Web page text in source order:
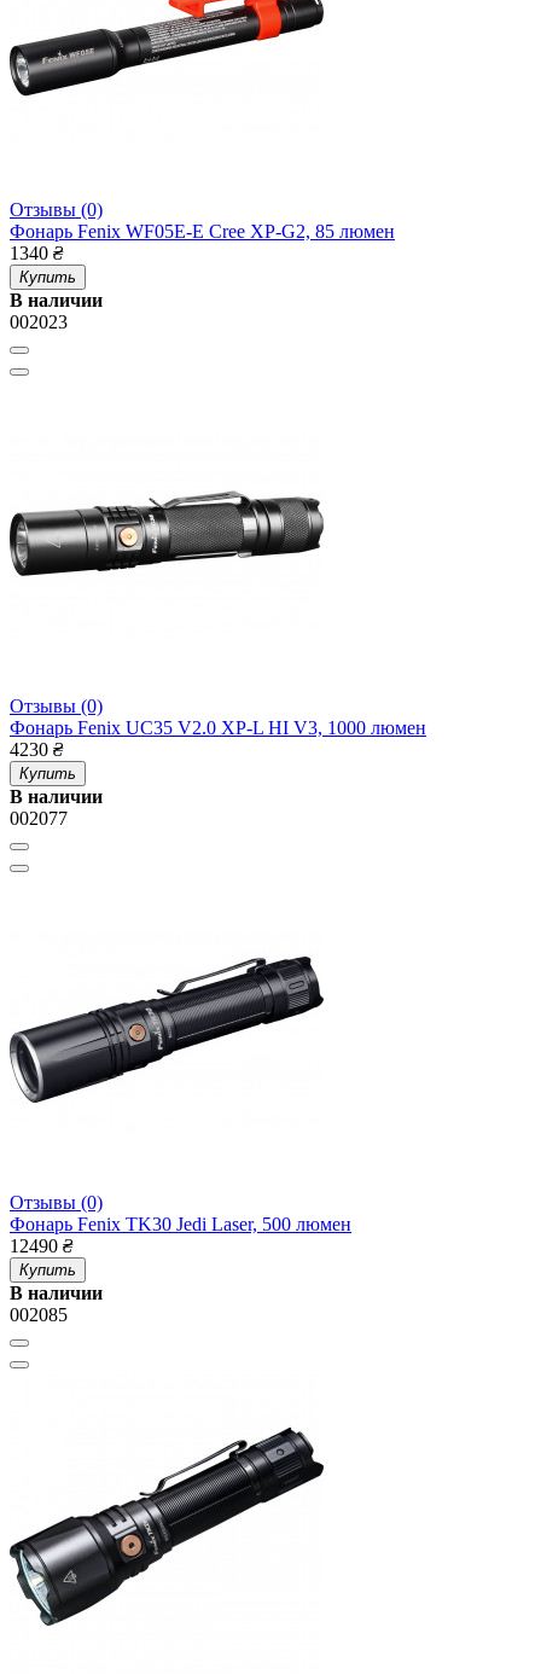
Отзывы (0)
Фонарь Fenix WF05E-E Cree XP-G2, 85 люмен
1340 ₴
Купить
В наличии
002023
Отзывы (0)
Фонарь Fenix UC35 V2.0 XP-L HI V3, 1000 люмен
4230 ₴
Купить
В наличии
002077
Отзывы (0)
Фонарь Fenix TK30 Jedi Laser, 500 люмен
12490 ₴
Купить
В наличии
002085